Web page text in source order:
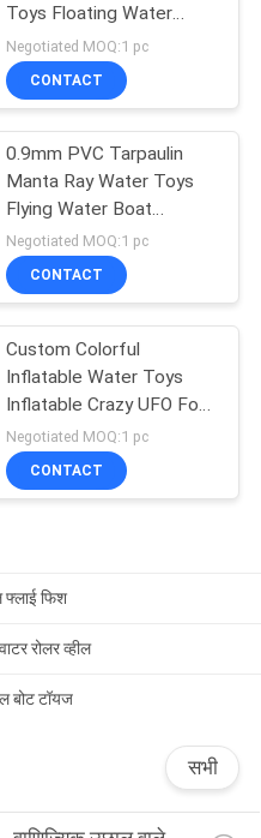
Toys Floating Water
Sofa For Adults
Negotiated MOQ:1 pc
CONTACT
0.9mm PVC Tarpaulin
Manta Ray Water Toys
Flying Water Boat
Inflatable Raft Boat
Negotiated MOQ:1 pc
CONTACT
Custom Colorful
Inflatable Water Toys
Inflatable Crazy UFO For
Water Games
Negotiated MOQ:1 pc
CONTACT
फ्लाई फिश
रोलर व्हील
बोट टॉयज
सभी